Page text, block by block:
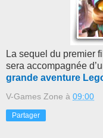
La sequel du premier
sera accompagnée
grande aventure
V-Games Zone à 09:00
Partager